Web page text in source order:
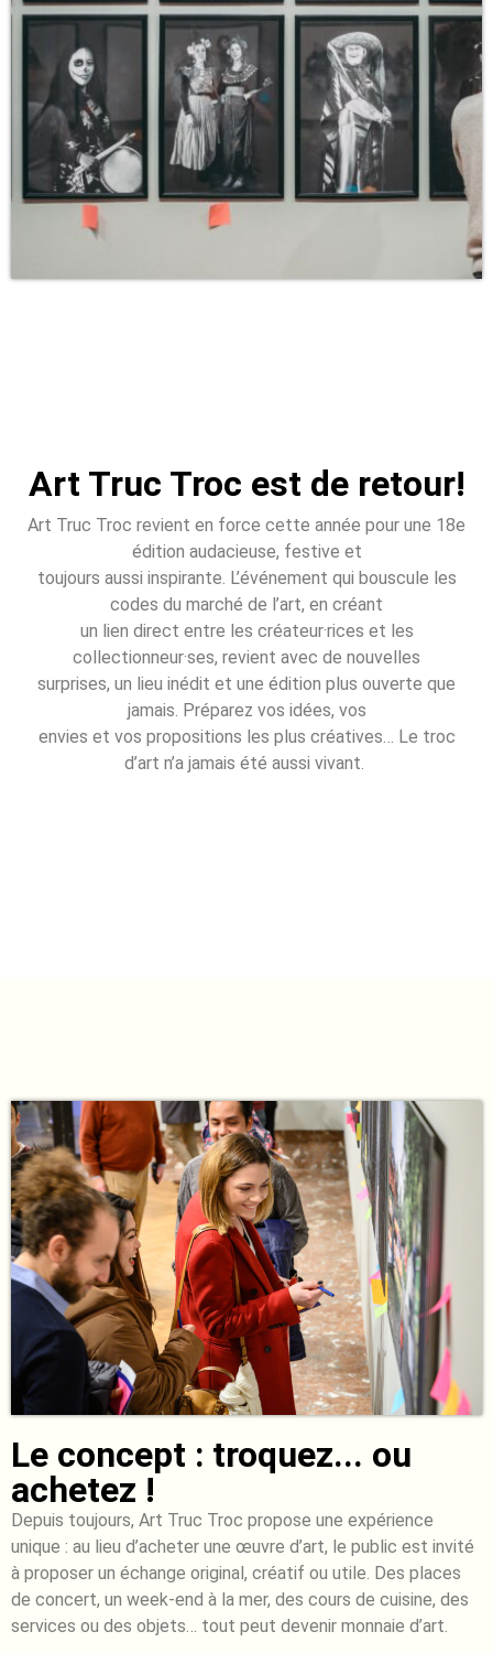
Art Truc Troc est de retour!
Art Truc Troc revient en force cette année pour une 18e
édition audacieuse, festive et
toujours aussi inspirante. L’événement qui bouscule les
codes du marché de l’art, en créant
un lien direct entre les créateur·rices et les
collectionneur·ses, revient avec de nouvelles
surprises, un lieu inédit et une édition plus ouverte que
jamais. Préparez vos idées, vos
envies et vos propositions les plus créatives… Le troc
d’art n’a jamais été aussi vivant.
Le concept : troquez... ou
achetez !
Depuis toujours, Art Truc Troc propose une expérience
unique : au lieu d’acheter une œuvre d’art, le public est invité
à proposer un échange original, créatif ou utile. Des places
de concert, un week-end à la mer, des cours de cuisine, des
services ou des objets… tout peut devenir monnaie d’art.